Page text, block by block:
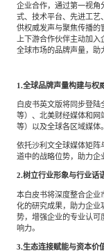
企业合作，通过第一视角
式、技术平台、先进工艺
供权威发声与聚焦传播的
上下游合作伙伴主动加入
全球市场的品牌声量，助
1.全球品牌声量构建与权
白皮书英文版将同步登
等）、北美财经媒体和网
等）以及全球各区域媒体。
依托沙利文全球媒体矩阵
道中的战略位势，助力企
2.树立行业形象与行业话
本白皮书将深度整合企业
化的研究成果，助力企业
势，增强企业的专业认可
响力。
3.生态连接赋能与资本价